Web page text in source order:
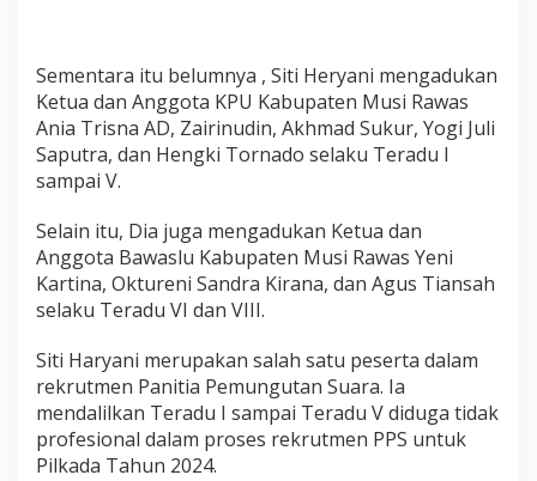
i
k
Sementara itu belumnya , Siti Heryani mengadukan
Ketua dan Anggota KPU Kabupaten Musi Rawas
Ania Trisna AD, Zairinudin, Akhmad Sukur, Yogi Juli
Saputra, dan Hengki Tornado selaku Teradu I
sampai V.
Selain itu, Dia juga mengadukan Ketua dan
Anggota Bawaslu Kabupaten Musi Rawas Yeni
Kartina, Oktureni Sandra Kirana, dan Agus Tiansah
selaku Teradu VI dan VIII.
Siti Haryani merupakan salah satu peserta dalam
rekrutmen Panitia Pemungutan Suara. Ia
mendalilkan Teradu I sampai Teradu V diduga tidak
profesional dalam proses rekrutmen PPS untuk
Pilkada Tahun 2024.